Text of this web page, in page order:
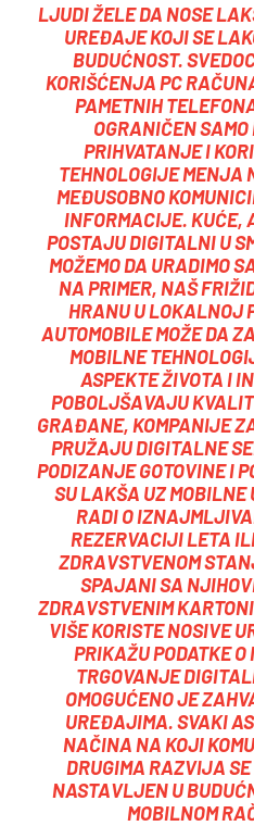
LJUDI ŽELE DA NOSE
UREĐAJE KOJI SE
BUDUĆNOST.
KORIŠĆENJA PC
PAMETNIH
OGRANIČEN
PRIHVATANJE I
TEHNOLOGIJE MENJA
MEĐUSOBNO
INFORMACIJE. KUĆE,
POSTAJU DIGITALNI U
MOŽEMO DA URADIMO
NA PRIMER, NAŠ
HRANU U LOKALNOJ
AUTOMOBILE MOŽE DA
MOBILNE
ASPEKTE ŽIVOTA I
POBOLJŠAVAJU
GRAĐANE, KOMPANIJE
PRUŽAJU DIGITALNE
PODIZANJE GOTOVINE I
SU LAKŠA UZ
RADI O
REZERVACIJI LETA
ZDRAVSTVENOM
SPAJANI SA
ZDRAVSTVENIM
VIŠE KORISTE NOSIVE
PRIKAŽU PODATKE
TRGOVANJE
OMOGUĆENO JE
UREĐAJIMA. SVAKI
NAČINA NA KOJI
DRUGIMA RAZVIJA
NASTAVLJEN U
MOBILNOM